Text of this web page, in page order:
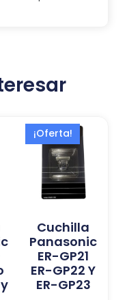
€.
€.
¡Oferta!
Cuchilla
Panasonic
ER-GP21
ER-GP22 Y
ER-GP23
El
precio
original
era:
49,99 €.
El
precio
actual
es:
44,99 €.